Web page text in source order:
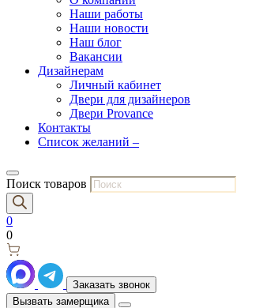
Наши работы
Наши новости
Наш блог
Вакансии
Дизайнерам
Личный кабинет
Двери для дизайнеров
Двери Provance
Контакты
Список желаний –
Поиск товаров
0
0
Заказать звонок
Вызвать замерщика